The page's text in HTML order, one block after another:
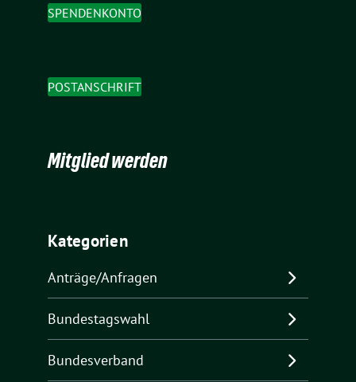
SPENDENKONTO
POSTANSCHRIFT
Mitglied werden
Kategorien
Anträge/Anfragen
Bundestagswahl
Bundesverband